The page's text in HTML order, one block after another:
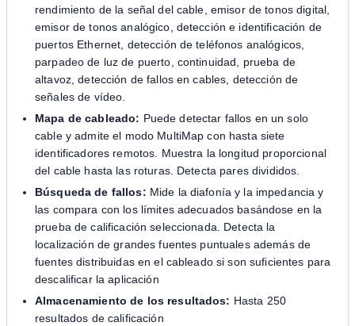
rendimiento de la señal del cable, emisor de tonos digital,
emisor de tonos analógico, detección e identificación de
puertos Ethernet, detección de teléfonos analógicos,
parpadeo de luz de puerto, continuidad, prueba de
altavoz, detección de fallos en cables, detección de
señales de vídeo.
Mapa de cableado: Puede detectar fallos en un solo
cable y admite el modo MultiMap con hasta siete
identificadores remotos. Muestra la longitud proporcional
del cable hasta las roturas. Detecta pares divididos.
Búsqueda de fallos: Mide la diafonía y la impedancia y
las compara con los límites adecuados basándose en la
prueba de calificación seleccionada. Detecta la
localización de grandes fuentes puntuales además de
fuentes distribuidas en el cableado si son suficientes para
descalificar la aplicación
Almacenamiento de los resultados: Hasta 250
resultados de calificación